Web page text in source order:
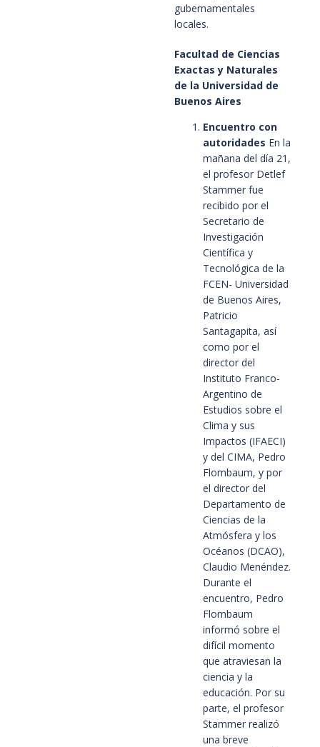
gubernamentales
locales.
Facultad de Ciencias
Exactas y Naturales
de la Universidad de
Buenos Aires
Encuentro con
autoridades En la
mañana del día 21,
el profesor Detlef
Stammer fue
recibido por el
Secretario de
Investigación
Científica y
Tecnológica de la
FCEN- Universidad
de Buenos Aires,
Patricio
Santagapita, así
como por el
director del
Instituto Franco-
Argentino de
Estudios sobre el
Clima y sus
Impactos (IFAECI)
y del CIMA, Pedro
Flombaum, y por
el director del
Departamento de
Ciencias de la
Atmósfera y los
Océanos (DCAO),
Claudio Menéndez.
Durante el
encuentro, Pedro
Flombaum
informó sobre el
difícil momento
que atraviesan la
ciencia y la
educación. Por su
parte, el profesor
Stammer realizó
una breve